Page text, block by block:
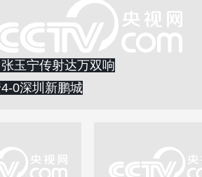
张玉宁传射达万双响
0深圳新鹏城